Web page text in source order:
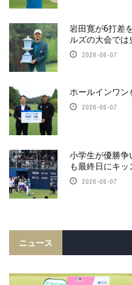
岩田寛が6打差
ルズの大会で
2026-06-07
ホールインワ
2026-06-07
小学生が優勝
も最終日にキ
2026-06-07
ニュース